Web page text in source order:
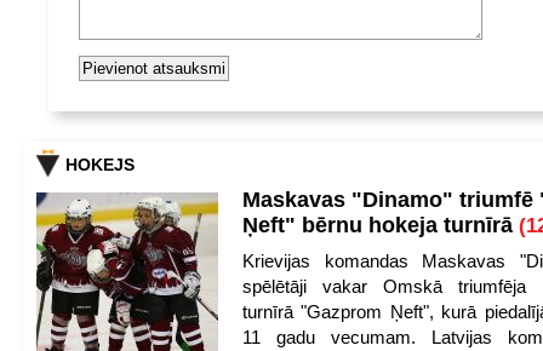
HOKEJS
Maskavas "Dinamo" triumfē
Ņeft" bērnu hokeja turnīrā
Krievijas komandas Maskavas
spēlētāji vakar Omskā triumfēja
turnīrā "Gazprom Ņeft", kurā
11 gadu vecumam. Latvijas